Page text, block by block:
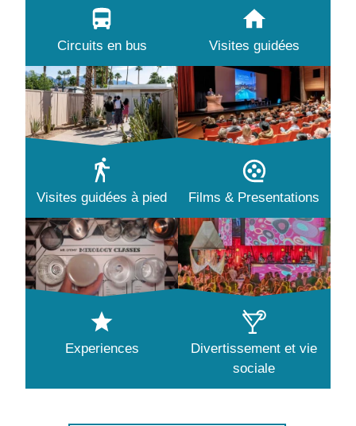
Circuits en bus Visites guidées
Visites guidées à pied Films & Presentations
Experiences
Divertissement et vie
sociale